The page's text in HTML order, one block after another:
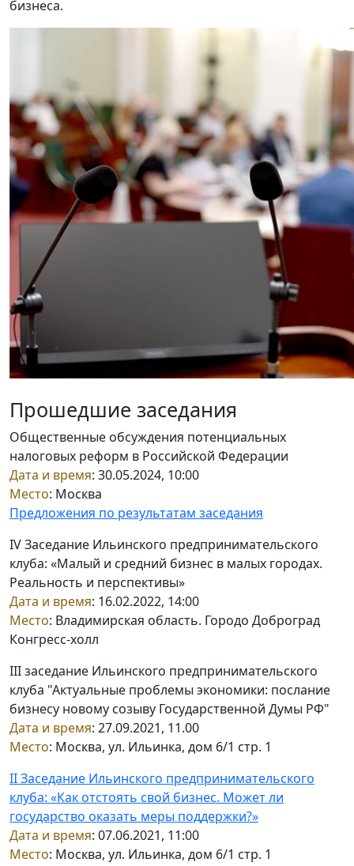
бизнеса.
Прошедшие заседания
Общественные обсуждения потенциальных
налоговых реформ в Российской Федерации
Дата и время: 30.05.2024, 10:00
Место: Москва
Предложения по результатам заседания
IV Заседание Ильинского предпринимательского
клуба: «Малый и средний бизнес в малых городах.
Реальность и перспективы»
Дата и время: 16.02.2022, 14:00
Место: Владимирская область. Городо Доброград
Конгресс-холл
III заседание Ильинского предпринимательского
клуба "Актуальные проблемы экономики: послание
бизнесу новому созыву Государственной Думы РФ"
Дата и время: 27.09.2021, 11.00
Место: Москва, ул. Ильинка, дом 6/1 стр. 1
II Заседание Ильинского предпринимательского
клуба: «Как отстоять свой бизнес. Может ли
государство оказать меры поддержки?»
Дата и время: 07.06.2021, 11:00
Место: Москва, ул. Ильинка, дом 6/1 стр. 1